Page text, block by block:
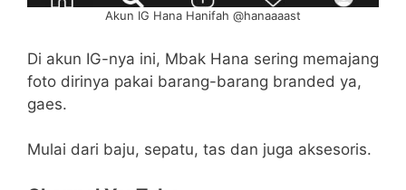
Akun IG Hana Hanifah @hanaaaast
Di akun IG-nya ini, Mbak Hana sering memajang
foto dirinya pakai barang-barang branded ya,
gaes.
Mulai dari baju, sepatu, tas dan juga aksesoris.